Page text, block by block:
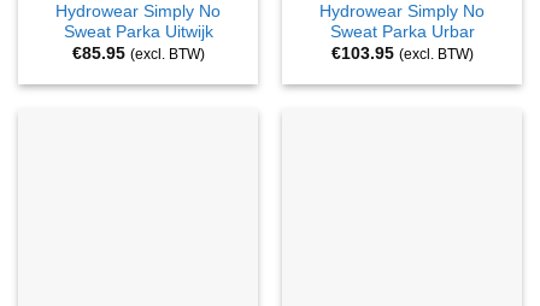
Hydrowear Simply No
Sweat Parka Uitwijk
€85.95 (excl. BTW)
Hydrowear Simply No
Sweat Parka Urbar
€103.95 (excl. BTW)